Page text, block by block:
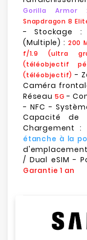
Gorilla Armor
Snapdragon 8
- Stockage :
(Multiple) : 200
f/1.9 (ultra
(téléobjectif
(téléobjectif) -
Caméra
Réseau 5G -
- NFC -
Capacité
Chargement :
étanche à la
d'emplacement
/ Dual eSIM -
Garantie 1 an